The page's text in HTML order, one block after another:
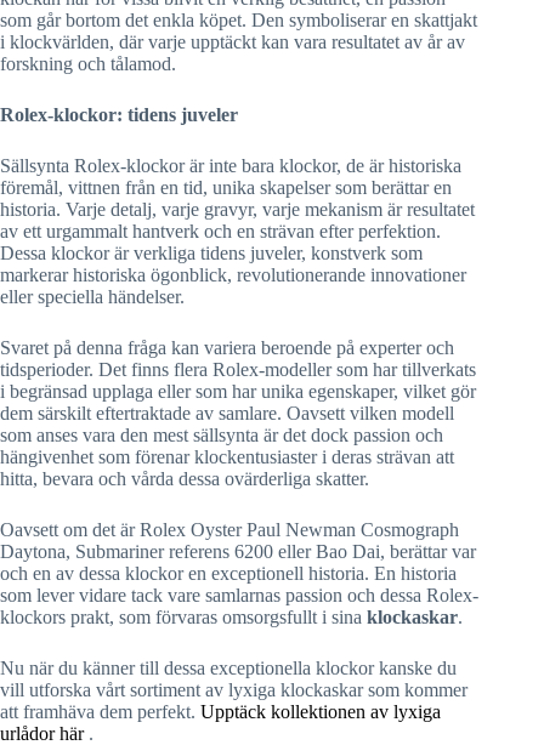
som går bortom det enkla köpet. Den symboliserar en skattjakt
i klockvärlden, där varje upptäckt kan vara resultatet av år av
forskning och tålamod.
Rolex-klockor: tidens juveler
Sällsynta Rolex-klockor är inte bara klockor, de är historiska
föremål, vittnen från en tid, unika skapelser som berättar en
historia. Varje detalj, varje gravyr, varje mekanism är resultatet
av ett urgammalt hantverk och en strävan efter perfektion.
Dessa klockor är verkliga tidens juveler, konstverk som
markerar historiska ögonblick, revolutionerande innovationer
eller speciella händelser.
Svaret på denna fråga kan variera beroende på experter och
tidsperioder. Det finns flera Rolex-modeller som har tillverkats
i begränsad upplaga eller som har unika egenskaper, vilket gör
dem särskilt eftertraktade av samlare. Oavsett vilken modell
som anses vara den mest sällsynta är det dock passion och
hängivenhet som förenar klockentusiaster i deras strävan att
hitta, bevara och vårda dessa ovärderliga skatter.
Oavsett om det är Rolex Oyster Paul Newman Cosmograph
Daytona, Submariner referens 6200 eller Bao Dai, berättar var
och en av dessa klockor en exceptionell historia. En historia
som lever vidare tack vare samlarnas passion och dessa Rolex-
klockors prakt, som förvaras omsorgsfullt i sina klockaskar.
Nu när du känner till dessa exceptionella klockor kanske du
vill utforska vårt sortiment av lyxiga klockaskar som kommer
att framhäva dem perfekt. Upptäck kollektionen av lyxiga
urlådor här .